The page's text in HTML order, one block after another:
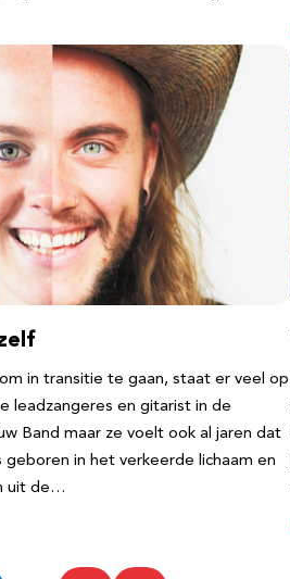
in transitie te gaan, staat er veel op
leadzangeres en gitarist in de
Band maar ze voelt ook al jaren dat
in het verkeerde lichaam en
uit de…